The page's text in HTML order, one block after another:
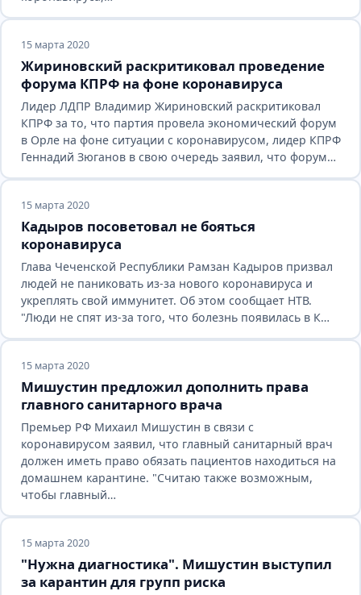
15 марта 2020
Жириновский раскритиковал проведение
форума КПРФ на фоне коронавируса
Лидер ЛДПР Владимир Жириновский раскритиковал
КПРФ за то, что партия провела экономический форум
в Орле на фоне ситуации с коронавирусом, лидер КПРФ
Геннадий Зюганов в свою очередь заявил, что форум…
15 марта 2020
Кадыров посоветовал не бояться
коронавируса
Глава Чеченской Республики Рамзан Кадыров призвал
людей не паниковать из-за нового коронавируса и
укреплять свой иммунитет. Об этом сообщает НТВ.
"Люди не спят из-за того, что болезнь появилась в К…
15 марта 2020
Мишустин предложил дополнить права
главного санитарного врача
Премьер РФ Михаил Мишустин в связи с
коронавирусом заявил, что главный санитарный врач
должен иметь право обязать пациентов находиться на
домашнем карантине. "Считаю также возможным,
чтобы главный…
15 марта 2020
"Нужна диагностика". Мишустин выступил
за карантин для групп риска